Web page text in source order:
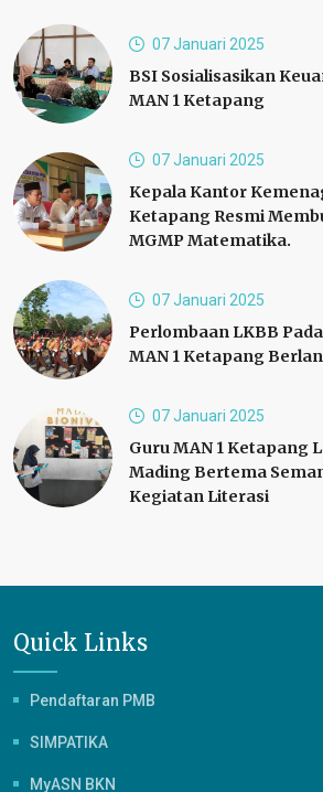
07 Januari 2025
BSI Sosialisasikan
MAN 1 Ketapang
07 Januari 2025
Kepala Kantor
Ketapang Resmi
MGMP Matematika.
07 Januari 2025
Perlombaan LKBB
MAN 1 Ketapang
07 Januari 2025
Guru MAN 1 Ketapang
Mading Bertema
Kegiatan Literasi
Quick Links
Pendaftaran PMB
SIMPATIKA
MyASN BKN